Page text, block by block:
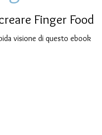
Finger Food
visione di questo ebook